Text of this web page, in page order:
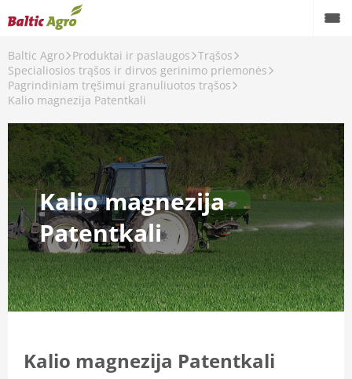
Baltic Agro Produktai ir paslaugos Trąšos
Specialiosios trąšos ir dirvos gerinimo priemonės
Pagrindiniam tręšimui granuliuotos trąšos
Kalio magnezija Patentkali
Kalio magnezija
Patentkali
Kalio magnezija Patentkali
gerinimo priemonės
trąšos